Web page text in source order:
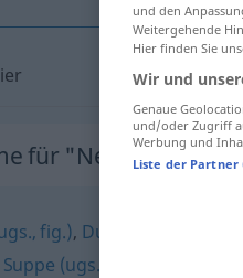
für "Nebelschleier"
fig.), Dunst
Suppe (ugs., fig.)
und den
Weitergehende
Hier finden Sie
Wir und
Genaue
und/oder Zugriff
Werbung und
Liste der